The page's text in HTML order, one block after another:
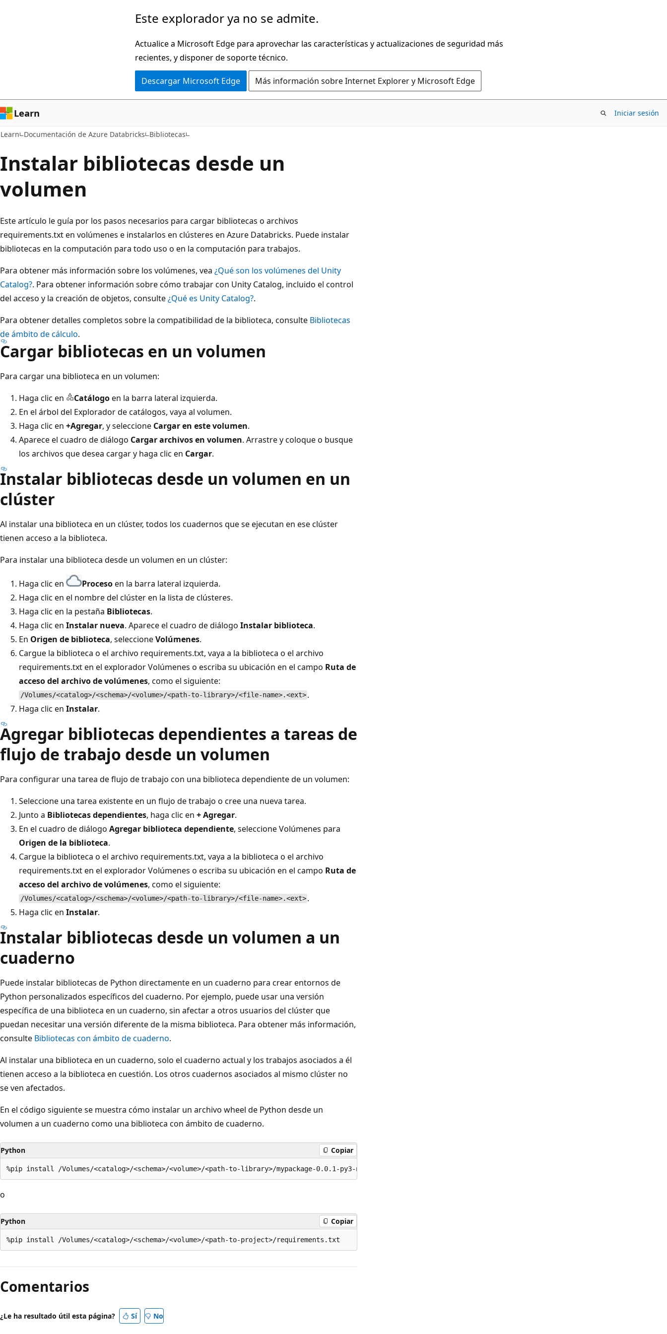
Este explorador ya no se admite.
Actualice a Microsoft Edge para aprovechar las características y actualizaciones de seguridad más
recientes, y disponer de soporte técnico.
Descargar Microsoft Edge Más información sobre Internet Explorer y Microsoft Edge
Learn Iniciar sesión
Learn Documentación de Azure Databricks Bibliotecas
Instalar bibliotecas desde un
volumen
Este artículo le guía por los pasos necesarios para cargar bibliotecas o archivos
requirements.txt en volúmenes e instalarlos en clústeres en Azure Databricks. Puede instalar
bibliotecas en la computación para todo uso o en la computación para trabajos.
Para obtener más información sobre los volúmenes, vea ¿Qué son los volúmenes del Unity
Catalog?. Para obtener información sobre cómo trabajar con Unity Catalog, incluido el control
del acceso y la creación de objetos, consulte¿Qué es Unity Catalog?.
Para obtener detalles completos sobre la compatibilidad de la biblioteca, consulte Bibliotecas
de ámbito de cálculo.
Cargar bibliotecas en un volumen
Para cargar una biblioteca en un volumen:
Haga clic en
Catálogoen la barra lateral izquierda.
En el árbol del Explorador de catálogos, vaya al volumen.
Haga clic en +Agregar, y seleccione Cargar en este volumen.
Aparece el cuadro de diálogo Cargar archivos en volumen. Arrastre y coloque o busque
los archivos que desea cargar y haga clic en Cargar.
Instalar bibliotecas desde un volumen en un
clúster
Al instalar una biblioteca en un clúster, todos los cuadernos que se ejecutan en ese clúster
tienen acceso a la biblioteca.
Para instalar una biblioteca desde un volumen en un clúster:
Haga clic en Procesoen la barra lateral izquierda.
Haga clic en el nombre del clúster en la lista de clústeres.
Haga clic en la pestaña Bibliotecas.
Haga clic en Instalar nueva. Aparece el cuadro de diálogo Instalar biblioteca.
En Origen de biblioteca, seleccioneVolúmenes.
Cargue la biblioteca o el archivo requirements.txt, vaya a la biblioteca o el archivo
requirements.txt en el explorador Volúmenes o escriba su ubicación en el campo Ruta de
acceso del archivo de volúmenes, como el siguiente:
/Volumes/<catalog>/<schema>/<volume>/<path-to-library>/<file-name>.<ext> .
Haga clic en Instalar.
Agregar bibliotecas dependientes a tareas de
flujo de trabajo desde un volumen
Para configurar una tarea de flujo de trabajo con una biblioteca dependiente de un volumen:
Seleccione una tarea existente en un flujo de trabajo o cree una nueva tarea.
Junto a Bibliotecas dependientes, haga clic en + Agregar.
En el cuadro de diálogo Agregar biblioteca dependiente, seleccione Volúmenes para
Origen de la biblioteca.
Cargue la biblioteca o el archivo requirements.txt, vaya a la biblioteca o el archivo
requirements.txt en el explorador Volúmenes o escriba su ubicación en el campo Ruta de
acceso del archivo de volúmenes, como el siguiente:
/Volumes/<catalog>/<schema>/<volume>/<path-to-library>/<file-name>.<ext> .
Haga clic en Instalar.
Instalar bibliotecas desde un volumen a un
cuaderno
Puede instalar bibliotecas de Python directamente en un cuaderno para crear entornos de
Python personalizados específicos del cuaderno. Por ejemplo, puede usar una versión
específica de una biblioteca en un cuaderno, sin afectar a otros usuarios del clúster que
puedan necesitar una versión diferente de la misma biblioteca. Para obtener más información,
consulte Bibliotecas con ámbito de cuaderno.
Al instalar una biblioteca en un cuaderno, solo el cuaderno actual y los trabajos asociados a él
tienen acceso a la biblioteca en cuestión. Los otros cuadernos asociados al mismo clúster no
se ven afectados.
En el código siguiente se muestra cómo instalar un archivo wheel de Python desde un
volumen a un cuaderno como una biblioteca con ámbito de cuaderno.
Python Copiar
o
Python Copiar
Comentarios
¿Le ha resultado útil esta página? Sí No